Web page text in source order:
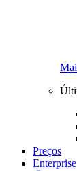
Preços
Enterprise